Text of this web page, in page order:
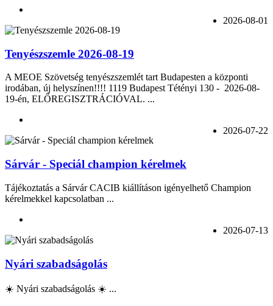
2026-08-01
Tenyészszemle 2026-08-19
A MEOE Szövetség tenyészszemlét tart Budapesten a központi
irodában, új helyszínen!!!! 1119 Budapest Tétényi 130 - 2026-08-
19-én, ELŐREGISZTRÁCIÓVAL. ...
2026-07-22
Sárvár - Speciál champion kérelmek
Tájékoztatás a Sárvár CACIB kiállításon igényelhető Champion
kérelmekkel kapcsolatban ...
2026-07-13
Nyári szabadságolás
☀️ Nyári szabadságolás ☀️ ...